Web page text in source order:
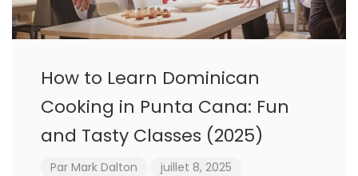
How to Learn Dominican
Cooking in Punta Cana: Fun
and Tasty Classes (2025)
Par Mark Dalton
juillet 8, 2025